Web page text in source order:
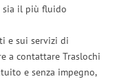
sia il più fluido
e sui servizi di
a contattare Traslochi
e senza impegno,